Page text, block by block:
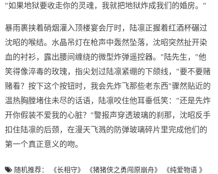
"如果地狱要收走你的灵魂，我就把地狱炸成我们的婚房。"
暴雨裹挟着硝烟灌入顶楼宴会厅时，陆凛正握着红酒杯碾过
沈昭的喉结。水晶吊灯在枪声中轰然坠落，沈昭突然扯开染
血的衬衫，露出腰间缠绕的微型炸弹遥控器。"陆先生，"他
笑得像淬毒的玫瑰，指尖划过陆凛紧绷的下颌线，"要不要赌
赌看？按下这个按钮时，我会先炸飞那些老东西"骤然贴近的
温热胸膛堵住未尽的话语，陆凛咬住他耳垂低笑："还是先炸
开你假装不爱我的心脏？"警报声穿透玻璃的刹那，沈昭反手
扣住陆凛的后颈，在漫天飞溅的防弹玻璃碎片里完成他们的
第一个真正意义的吻。
随机推荐： 《长相守》 《猪猪侠之勇闯原崩舟》 《纯爱物语 》